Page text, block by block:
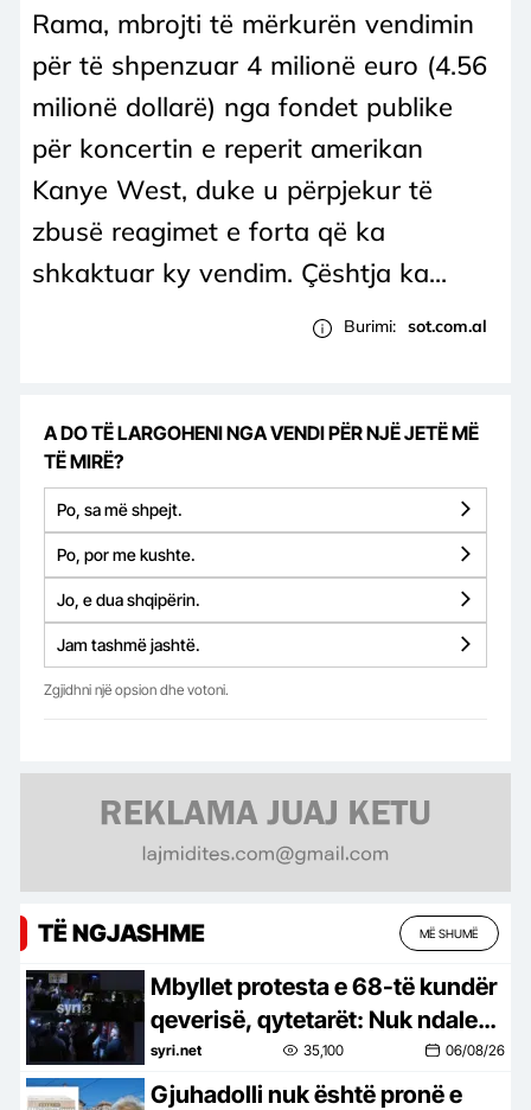
Rama, mbrojti të mërkurën vendimin
për të shpenzuar 4 milionë euro (4.56
milionë dollarë) nga fondet publike
për koncertin e reperit amerikan
Kanye West, duke u përpjekur të
zbusë reagimet e forta që ka
shkaktuar ky vendim. Çështja ka...
Burimi: sot.com.al
A DO TË LARGOHENI NGA VENDI PËR NJË JETË MË
TË MIRË?
Po, sa më shpejt.
Po, por me kushte.
Jo, e dua shqipërin.
Jam tashmë jashtë.
Zgjidhni një opsion dhe votoni.
TË NGJASHME MË SHUMË
Mbyllet protesta e 68-të kundër
qeverisë, qytetarët: Nuk ndalemi
deri në largimin e Ramës
syri.net 35,100 06/08/26
Gjuhadolli nuk është pronë e